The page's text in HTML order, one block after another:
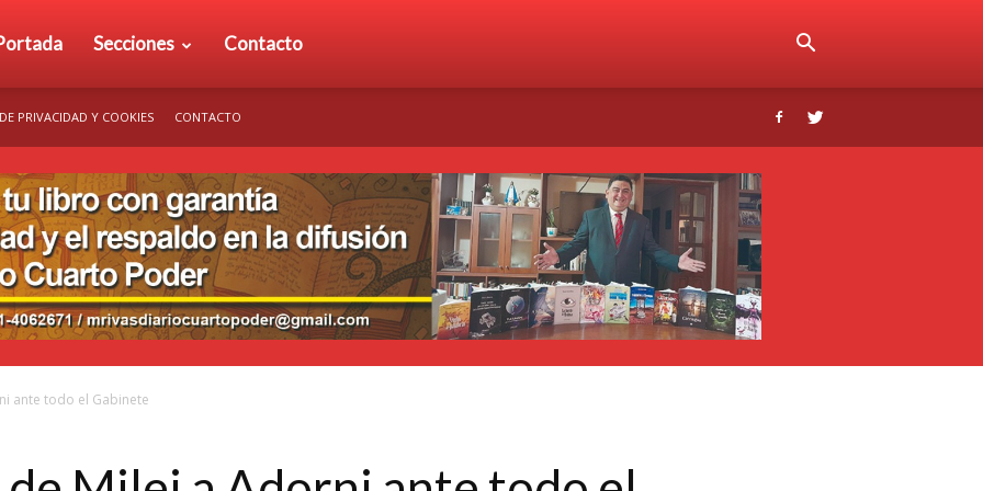
Secciones Contacto
PRIVACIDAD Y COOKIES CONTACTO
ante todo el Gabinete